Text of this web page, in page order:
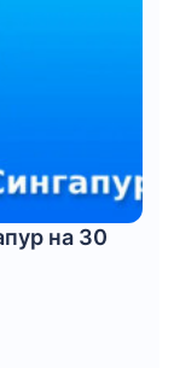
на 30